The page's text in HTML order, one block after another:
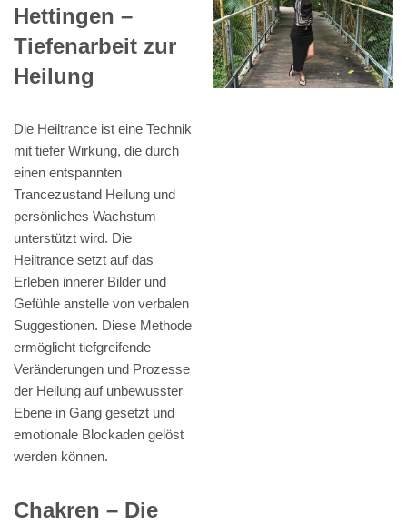
Hettingen –
Tiefenarbeit zur
Heilung
Die Heiltrance ist eine Technik
mit tiefer Wirkung, die durch
einen entspannten
Trancezustand Heilung und
persönliches Wachstum
unterstützt wird. Die
Heiltrance setzt auf das
Erleben innerer Bilder und
Gefühle anstelle von verbalen
Suggestionen. Diese Methode
ermöglicht tiefgreifende
Veränderungen und Prozesse
der Heilung auf unbewusster
Ebene in Gang gesetzt und
emotionale Blockaden gelöst
werden können.
Chakren – Die